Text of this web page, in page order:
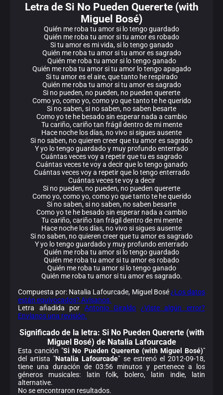
Letra de Si No Pueden Quererte (with
Miguel Bosé)
Quién me roba tu amor si lo tengo guardado
Quién me roba tu amor si tu amor es robado
Si tu amor es mi vida, si lo tengo ganado
Quién me roba tu amor si tu amor es sagrado
Quién me roba tu amor si lo tengo ganado
Quién me roba tu amor si tu amor lo tengo apagado
Si tu amor es el aire, que tanto he respirado
Quién me roba tu amor si tu amor es sagrado
Si no pueden, no pueden, no pueden quererte
Como yo, como yo, como yo que tanto te he querido
Si no saben, si no saben, no saben besarte
Como yo te he besado sin esperar nada a cambio
Tu cariño, cariño tan frágil dentro de mi mente
Hace noche los días, no vivo si sigues ausente
Si no saben, no quieren creer que tu amor es sagrado
Y yo lo tengo guardado y muy profundo enterrado
Cuántas veces voy a repetir que tu es sagrado
Cuántas veces te voy a decir que lo tengo ganado
Cuántas veces voy a repetir que lo tengo enterrado
Cuántas veces te voy a decir
Si no pueden, no pueden, no pueden quererte
Como yo, como yo, como yo que tanto te he querido
Si no saben, si no saben, no saben besarte
Como yo te he besado sin esperar nada a cambio
Tu cariño, cariño tan frágil dentro de mi mente
Hace noche los días, no vivo si sigues ausente
Si no saben, no quieren creer que tu amor es sagrado
Y yo lo tengo guardado y muy profundo enterrado
Quién me roba tu amor si lo tengo guardado
Quién me roba tu amor si tu amor es robado
Quién me roba tu amor si lo tengo ganado
Quién me roba tu amor si tu amor es sagrado.
Compuesta por: Natalia Lafourcade, Miguel Bosé¿Los datos
están equivocados? Avísanos.
Letra añadida por Antonio Giraldo
¿Viste algún error?
Envíanos una revisión.
Significado de la letra: Si No Pueden Quererte (with
Miguel Bosé) de Natalia Lafourcade
Esta canción "Si No Pueden Quererte (with Miguel Bosé)"
del artista "Natalia Lafourcade" se estrenó el 2012-09-18,
tiene una duración de 03:56 minutos y pertenece a los
géneros musicales: latin folk, bolero, latin indie, latin
alternative.
No se encontraron resultados.